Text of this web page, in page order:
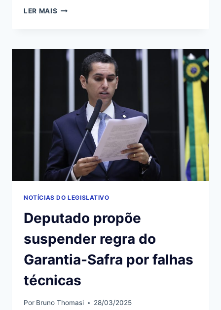
LER MAIS PROJETO
PROIBIR
ELEVADOR
SERVIÇO
DISTINTO
NOTÍCIAS DO LEGISLATIVO
Deputado propõe
suspender regra do
Garantia-Safra por falhas
técnicas
Por Bruno Thomasi 28/03/2025